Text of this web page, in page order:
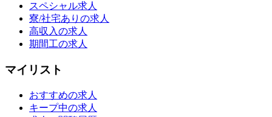
スペシャル求人
寮/社宅ありの求人
高収入の求人
期間工の求人
マイリスト
おすすめの求人
キープ中の求人